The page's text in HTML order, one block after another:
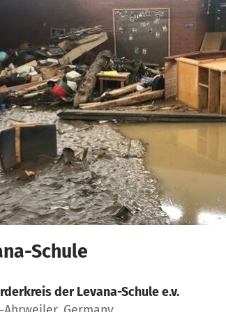
Schule
der Levana-Schule e.v.